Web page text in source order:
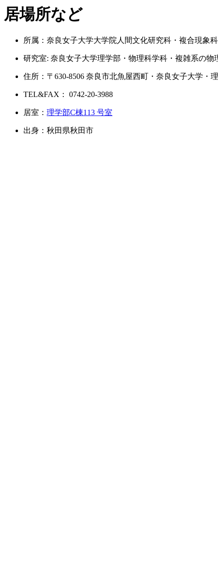
居場所など
所属：奈良女子大学大学院人間文化研究科・複合現象
研究室: 奈良女子大学理学部・物理科学科・複雑系の物
住所：〒630-8506 奈良市北魚屋西町・奈良女子大学・
TEL&FAX： 0742-20-3988
居室： 理学部C棟113 号室
出身：秋田県秋田市